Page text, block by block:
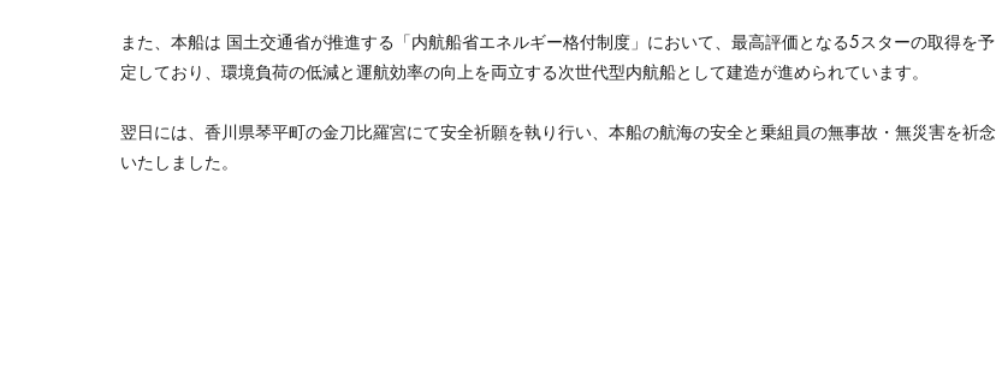
また、本船は 国土交通省が推進する「内航船省エネルギー格付制度」において、最高評価となる5スターの取得を予
定しており、環境負荷の低減と運航効率の向上を両立する次世代型内航船として建造が進められています。
翌日には、香川県琴平町の金刀比羅宮にて安全祈願を執り行い、本船の航海の安全と乗組員の無事故・無災害を祈念
いたしました。